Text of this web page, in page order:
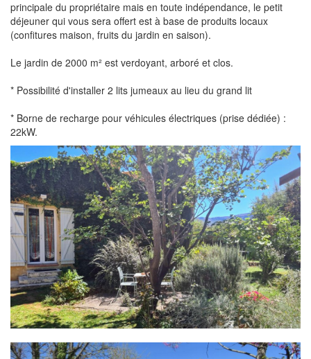
principale du propriétaire mais en toute indépendance, le petit
déjeuner qui vous sera offert est à base de produits locaux
(confitures maison, fruits du jardin en saison).
Le jardin de 2000 m² est verdoyant, arboré et clos.
* Possibilité d'installer 2 lits jumeaux au lieu du grand lit
* Borne de recharge pour véhicules électriques (prise dédiée) :
22kW.